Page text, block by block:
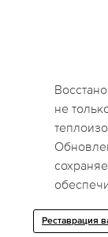
не
Реставрация